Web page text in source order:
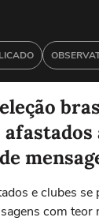
e clubes se
com